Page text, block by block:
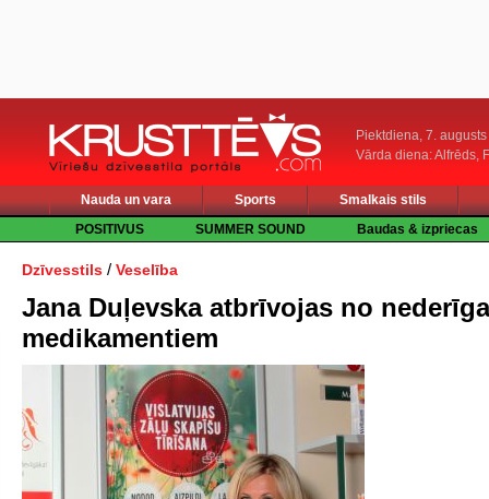
Piektdiena, 7. augusts
Vārda diena: Alfrēds,
Nauda un vara Sports
Smalkais stils
POSITIVUS
SUMMER SOUND Baudas & izpriecas
Dzīvesstils / Veselība
Jana Duļevska atbrīvojas no
medikamentiem